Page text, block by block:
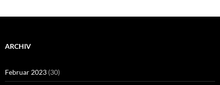
ARCHIV
Februar 2023 (30)